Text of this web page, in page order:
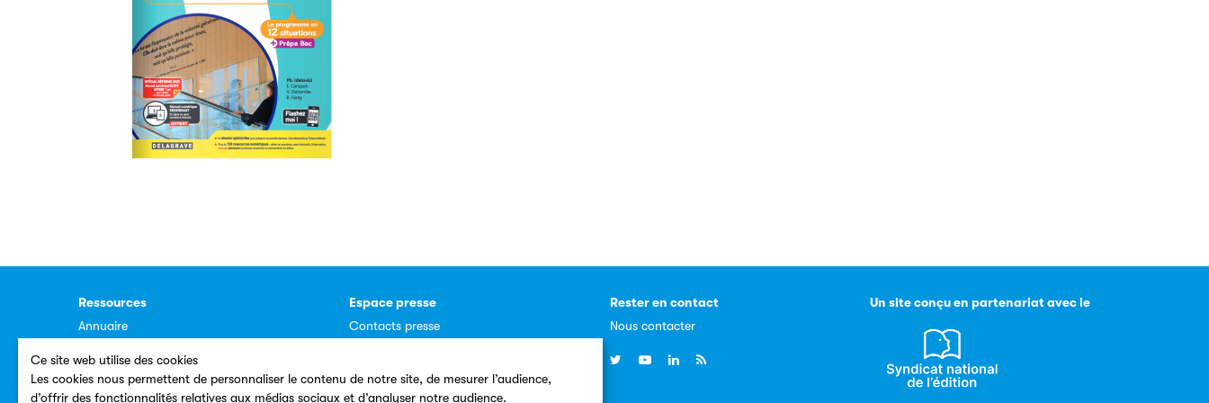
Ce site web utilise des cookies
Les cookies nous permettent de personnaliser le contenu de notre site, de mesurer l’audience,
d’offrir des fonctionnalités relatives aux médias sociaux et d’analyser notre audience.
Ressources
Annuaire
Espace presse
Contacts presse
Rester en contact
Nous contacter
Un site conçu en partenariat avec le